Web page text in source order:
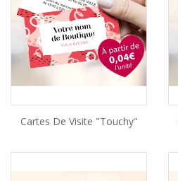
Cartes De Visite "Touchy"